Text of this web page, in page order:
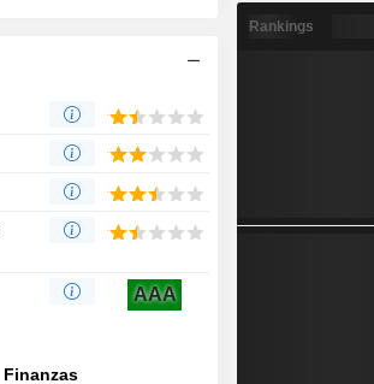
-28,36 %
129,8
862,4
AAA
Rankings